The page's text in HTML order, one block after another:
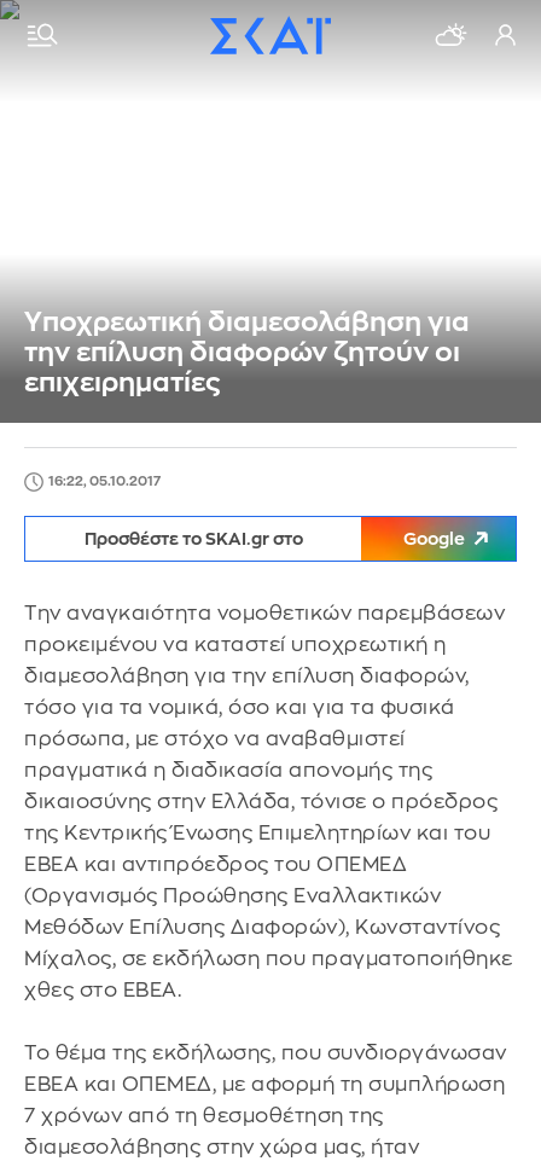
Yποχρεωτική διαμεσολάβηση για
την επίλυση διαφορών ζητούν οι
επιχειρηματίες
16:22, 05.10.2017
Προσθέστε το SKAI.gr στο Google
Την αναγκαιότητα νομοθετικών παρεμβάσεων
προκειμένου να καταστεί υποχρεωτική η
διαμεσολάβηση για την επίλυση διαφορών,
τόσο για τα νομικά, όσο και για τα φυσικά
πρόσωπα, με στόχο να αναβαθμιστεί
πραγματικά η διαδικασία απονομής της
δικαιοσύνης στην Ελλάδα, τόνισε ο πρόεδρος
της Κεντρικής Ένωσης Επιμελητηρίων και του
ΕΒΕΑ και αντιπρόεδρος του ΟΠΕΜΕΔ
(Οργανισμός Προώθησης Εναλλακτικών
Μεθόδων Επίλυσης Διαφορών), Κωνσταντίνος
Μίχαλος, σε εκδήλωση που πραγματοποιήθηκε
χθες στο ΕΒΕΑ.
Το θέμα της εκδήλωσης, που συνδιοργάνωσαν
ΕΒΕΑ και ΟΠΕΜΕΔ, με αφορμή τη συμπλήρωση
7 χρόνων από τη θεσμοθέτηση της
διαμεσολάβησης στην χώρα μας, ήταν